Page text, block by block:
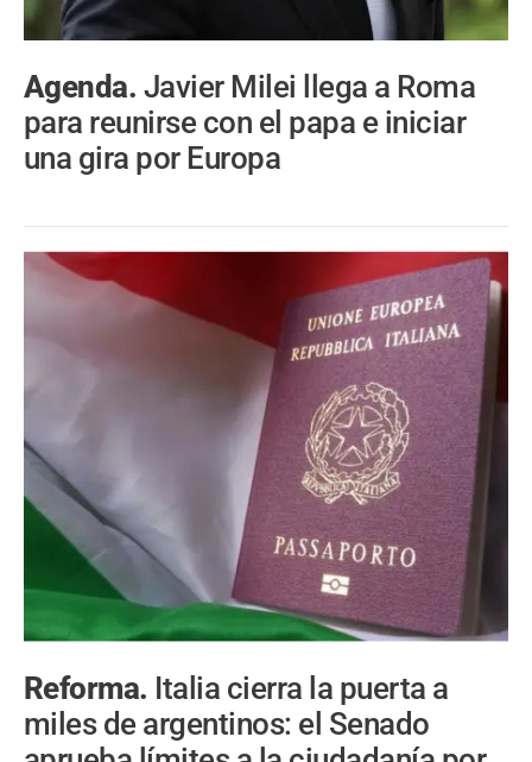
Agenda. Javier Milei llega a Roma
para reunirse con el papa e iniciar
una gira por Europa
Reforma. Italia cierra la puerta a
miles de argentinos: el Senado